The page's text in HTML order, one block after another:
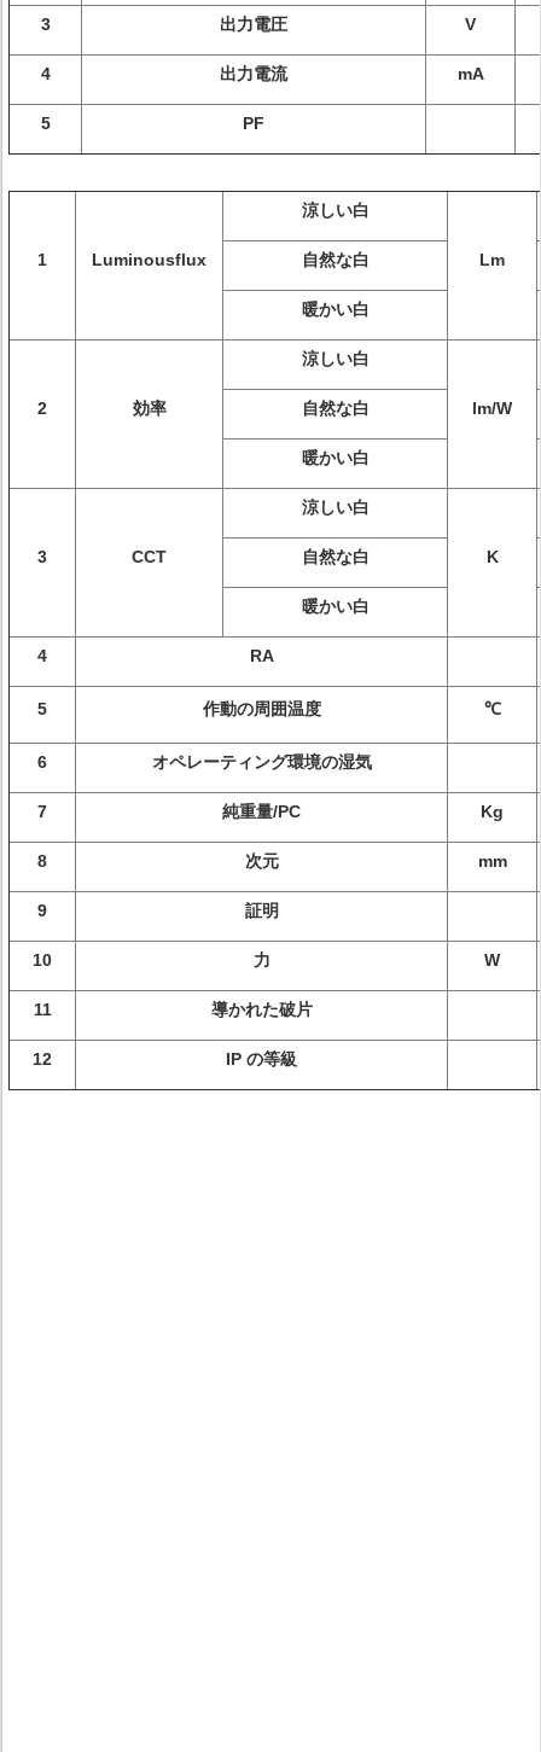
3 出力電圧 V
4 出力電流 mA
5 PF
1 Luminousflux
涼しい白
Lm
自然な白
暖かい白
2 効率
涼しい白
lm/W
自然な白
暖かい白
3 CCT
涼しい白
K
自然な白
暖かい白
4 RA
5 作動の周囲温度 ℃
6 オペレーティング環境の湿気
7 純重量/PC Kg
8 次元 mm
9 証明
10 力 W
11 導かれた破片
12 IP の等級